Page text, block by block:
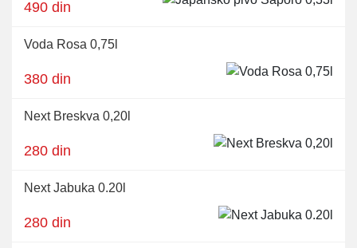
490 din
Voda Rosa 0,75l
380 din
Next Breskva 0,20l
280 din
Next Jabuka 0.20l
280 din